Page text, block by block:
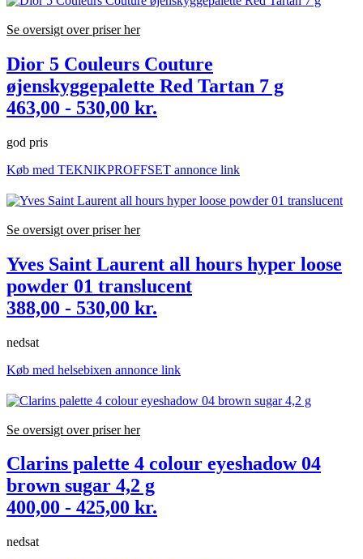
Se oversigt over priser her
Dior 5 Couleurs Couture
øjenskyggepalette Red Tartan 7 g
463,00 - 530,00 kr.
god pris
Køb med TEKNIKPROFFSET annonce link
Se oversigt over priser her
Yves Saint Laurent all hours hyper loose
powder 01 translucent
388,00 - 530,00 kr.
nedsat
Køb med helsebixen annonce link
Se oversigt over priser her
Clarins palette 4 colour eyeshadow 04
brown sugar 4,2 g
400,00 - 425,00 kr.
nedsat